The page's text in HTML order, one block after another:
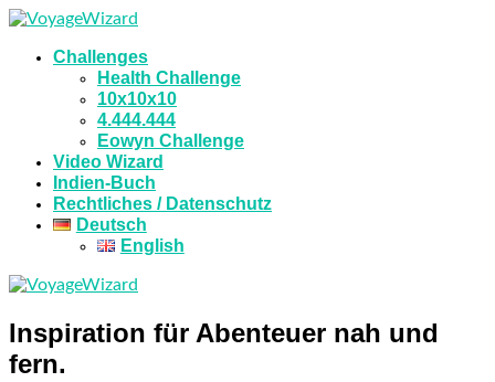
Challenges
Health Challenge
10x10x10
4.444.444
Eowyn Challenge
Video Wizard
Indien-Buch
Rechtliches / Datenschutz
Deutsch
English
Inspiration für Abenteuer nah und
fern.